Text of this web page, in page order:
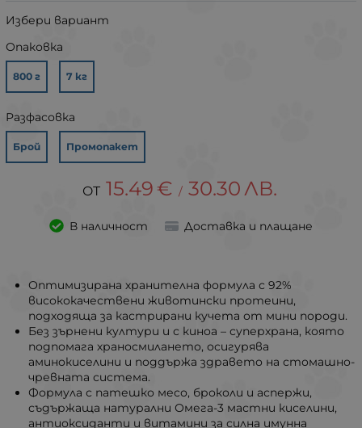
Избери вариант
Опаковка
800 г 7 кг
Разфасовка
Брой Промопакет
15.49 € / 30.30ЛВ.
В наличност Доставка и плащане
Оптимизирана хранителна формула с 92%
висококачествени животински протеини,
подходяща за кастрирани кучета от мини породи.
Без зърнени култури и с киноа – суперхрана, която
подпомага храносмилането, осигурява
аминокиселини и поддържа здравето на стомашно-
чревната система.
Формула с патешко месо, броколи и аспержи,
съдържаща натурални Омега-3 мастни киселини,
антиоксиданти и витамини за силна имунна